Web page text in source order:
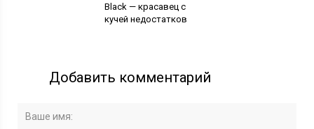
Black — красавец с
кучей недостатков
Добавить комментарий